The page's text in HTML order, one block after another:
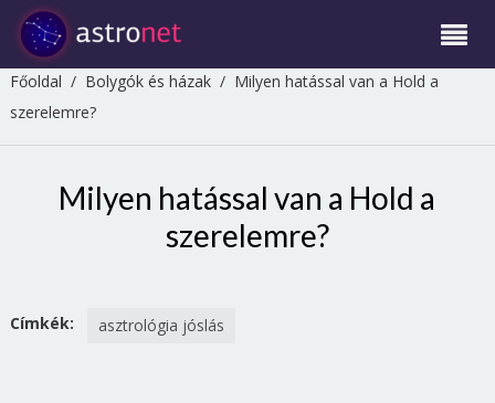
Főoldal / Bolygók és házak/ Milyen hatással van a Hold a
szerelemre?
Milyen hatással van a Hold a
szerelemre?
Címkék: asztrológia jóslás